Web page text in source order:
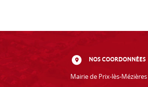
NOS COORDONNÉES
Mairie de Prix-lès-Mézières